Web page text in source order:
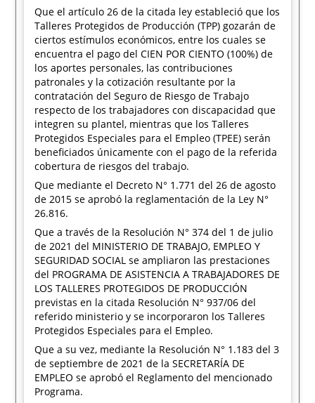
Que el artículo 26 de la citada ley estableció que los
Talleres Protegidos de Producción (TPP) gozarán de
ciertos estímulos económicos, entre los cuales se
encuentra el pago del CIEN POR CIENTO (100%) de
los aportes personales, las contribuciones
patronales y la cotización resultante por la
contratación del Seguro de Riesgo de Trabajo
respecto de los trabajadores con discapacidad que
integren su plantel, mientras que los Talleres
Protegidos Especiales para el Empleo (TPEE) serán
beneficiados únicamente con el pago de la referida
cobertura de riesgos del trabajo.
Que mediante el Decreto N° 1.771 del 26 de agosto
de 2015 se aprobó la reglamentación de la Ley N°
26.816.
Que a través de la Resolución N° 374 del 1 de julio
de 2021 del MINISTERIO DE TRABAJO, EMPLEO Y
SEGURIDAD SOCIAL se ampliaron las prestaciones
del PROGRAMA DE ASISTENCIA A TRABAJADORES DE
LOS TALLERES PROTEGIDOS DE PRODUCCIÓN
previstas en la citada Resolución N° 937/06 del
referido ministerio y se incorporaron los Talleres
Protegidos Especiales para el Empleo.
Que a su vez, mediante la Resolución N° 1.183 del 3
de septiembre de 2021 de la SECRETARÍA DE
EMPLEO se aprobó el Reglamento del mencionado
Programa.